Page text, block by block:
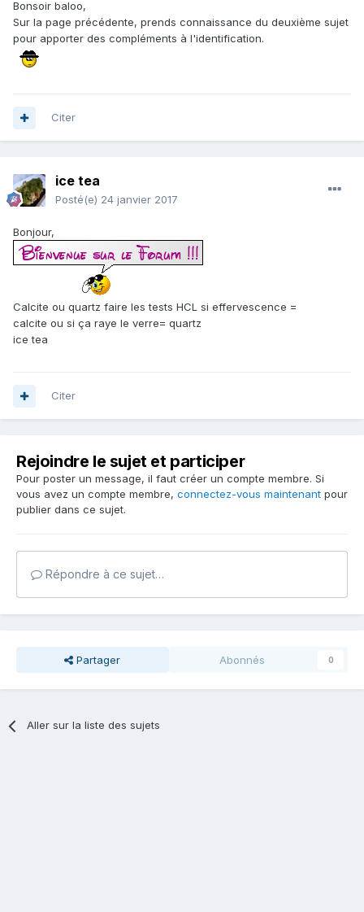
Bonsoir baloo,
Sur la page précédente, prends connaissance du deuxième sujet
pour apporter des compléments à l'identification.
Citer
ice tea
Posté(e) 24 janvier 2017
Bonjour,
Calcite ou quartz faire les tests HCL si effervescence =
calcite ou si ça raye le verre= quartz
ice tea
Citer
Rejoindre le sujet et participer
Pour poster un message, il faut créer un compte membre. Si
vous avez un compte membre, connectez-vous maintenant pour
publier dans ce sujet.
Répondre à ce sujet…
Partager Abonnés 0
Aller sur la liste des sujets